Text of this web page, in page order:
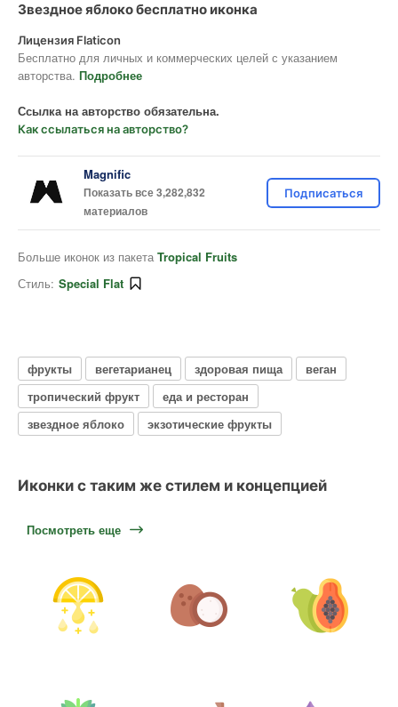
Звездное яблоко бесплатно иконка
Лицензия Flaticon
Бесплатно для личных и коммерческих целей с указанием
авторства. Подробнее
Ссылка на авторство обязательна.
Как ссылаться на авторство?
Magnific
Показать все 3,282,832
материалов
Подписаться
Больше иконок из пакета Tropical Fruits
Стиль: Special Flat
фрукты вегетарианец здоровая пища
веган
тропический фрукт
еда и ресторан
звездное яблоко
экзотические фрукты
Иконки с таким же стилем и концепцией
Посмотреть еще